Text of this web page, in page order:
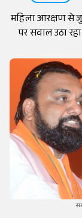
महिला आरक्षण से
पर सवाल उठा